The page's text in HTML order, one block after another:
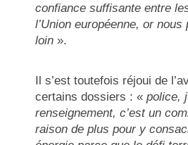
confiance suffisante entre
l’Union européenne, or
loin ».
Il s’est toutefois réjoui de
certains dossiers : «police,
renseignement, c’est un
raison de plus pour y